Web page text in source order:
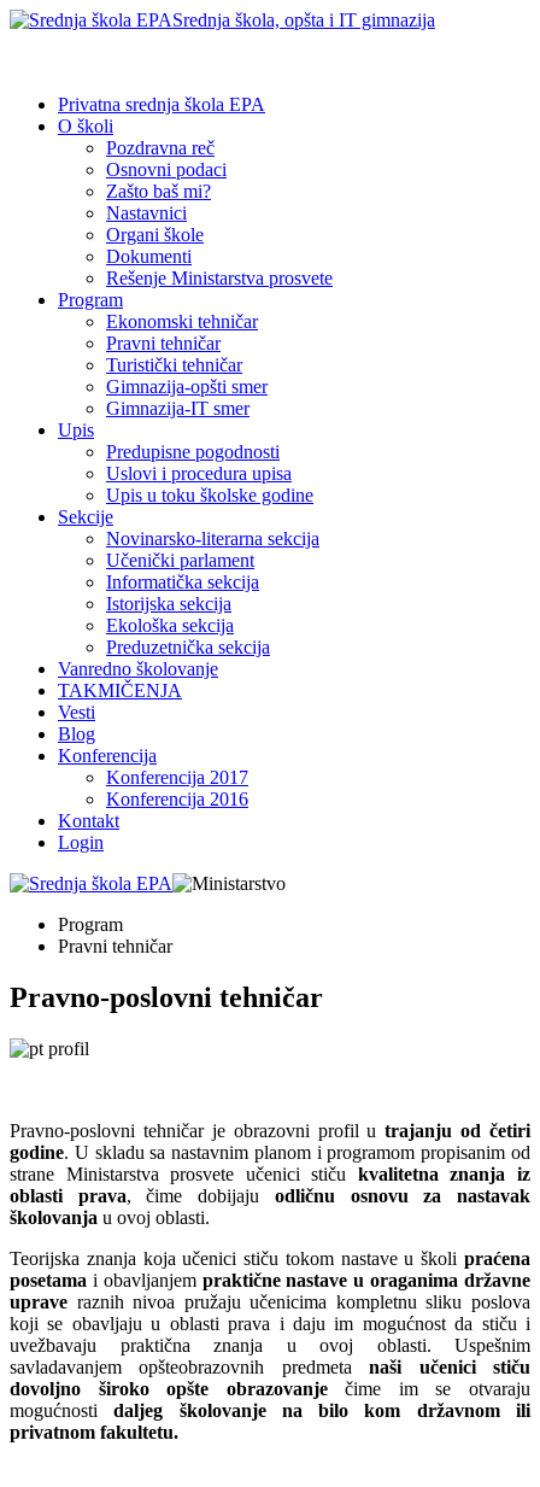
Srednja škola, opšta i IT gimnazija
Privatna srednja škola EPA
O školi
Pozdravna reč
Osnovni podaci
Zašto baš mi?
Nastavnici
Organi škole
Dokumenti
Rešenje Ministarstva prosvete
Program
Ekonomski tehničar
Pravni tehničar
Turistički tehničar
Gimnazija-opšti smer
Gimnazija-IT smer
Upis
Predupisne pogodnosti
Uslovi i procedura upisa
Upis u toku školske godine
Sekcije
Novinarsko-literarna sekcija
Učenički parlament
Informatička sekcija
Istorijska sekcija
Ekološka sekcija
Preduzetnička sekcija
Vanredno školovanje
TAKMIČENJA
Vesti
Blog
Konferencija
Konferencija 2017
Konferencija 2016
Kontakt
Login
Program
Pravni tehničar
Pravno-poslovni tehničar
Pravno-poslovni tehničar je obrazovni profil utrajanju od četiri
godine. U skladu sa nastavnim planom i programom propisanim od
strane Ministarstva prosvete učenici stiču kvalitetna znanja iz
oblasti prava, čime dobijaju odličnu osnovu za nastavak
školovanja u ovoj oblasti.
Teorijska znanja koja učenici stiču tokom nastave u školi praćena
posetama i obavljanjem praktične nastave u oraganima državne
uprave raznih nivoa pružaju učenicima kompletnu sliku poslova
koji se obavljaju u oblasti prava i daju im mogućnost da stiču i
uvežbavaju praktična znanja u ovoj oblasti. Uspešnim
savladavanjem opšteobrazovnih predmetanaši učenici stiču
dovoljno široko opšte obrazovanječime im se otvaraju
mogućnostidaljeg školovanje na bilo kom državnom ili
privatnom fakultetu.